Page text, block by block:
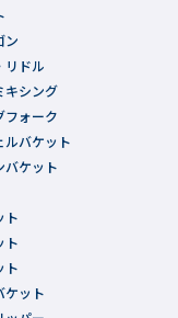
ン
リドル
キシング
フォーク
ルバケット
バケット
ト
ト
ト
ケット